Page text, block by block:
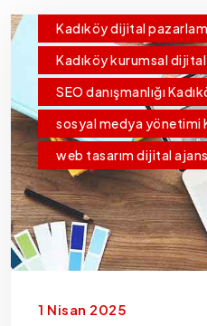
Kadıköy dijital
Kadıköy kurumsal
SEO danışmanlığı
sosyal medya yönetimi
web tasarım dijital ajans
1 Nisan 2025